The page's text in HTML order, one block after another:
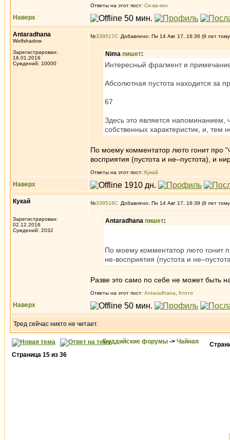
Ответы на этот пост: Си-ва-кон
Наверх
Antaradhana
Wolfshadow
Зарегистрирован:
16.01.2016
Суждений: 10000
№339517 Добавлено: Пн 14 Авг 17, 16:36 (9 лет
Nima пишет:
Интересный фрагмент и
Абсолютная пустота находится за
67
Здесь это является напоминанием,
собственных характеристик, и,
По моему комментатор люто гонит про
восприятия (пустота и не–пустота), и
Ответы на этот пост: Кукай
Наверх
Кукай
Зарегистрирован:
02.12.2016
Суждений: 2032
№339518 Добавлено: Пн 14 Авг 17, 16:39 (9 лет
Antaradhana пишет:
По моему комментатор люто гонит
не-восприятия (пустота и
Разве это само по себе не может быть
Ответы на этот пост: Antaradhana Ктото
Наверх
Тред сейчас никто не читает.
Буддийские форумы -> Чайная
Страница 15 из 36